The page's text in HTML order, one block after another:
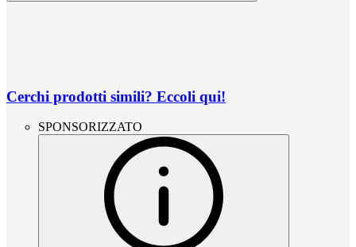
Cerchi prodotti simili? Eccoli qui!
SPONSORIZZATO